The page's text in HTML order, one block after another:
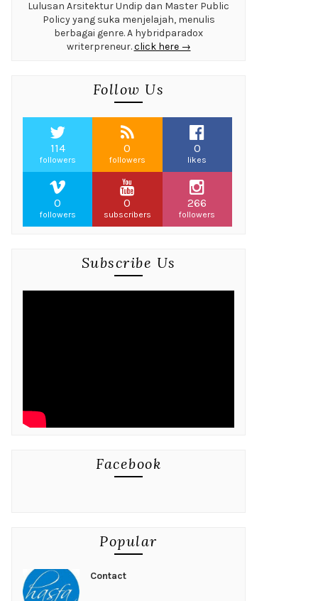
Lulusan Arsitektur Undip dan Master Public
Policy yang suka menjelajah, menulis
berbagai genre. A hybridparadox
writerpreneur.click here →
Follow Us
114
followers
0
followers
0
likes
0
followers
0
subscribers
266
followers
Subscribe Us
Facebook
Popular
Contact